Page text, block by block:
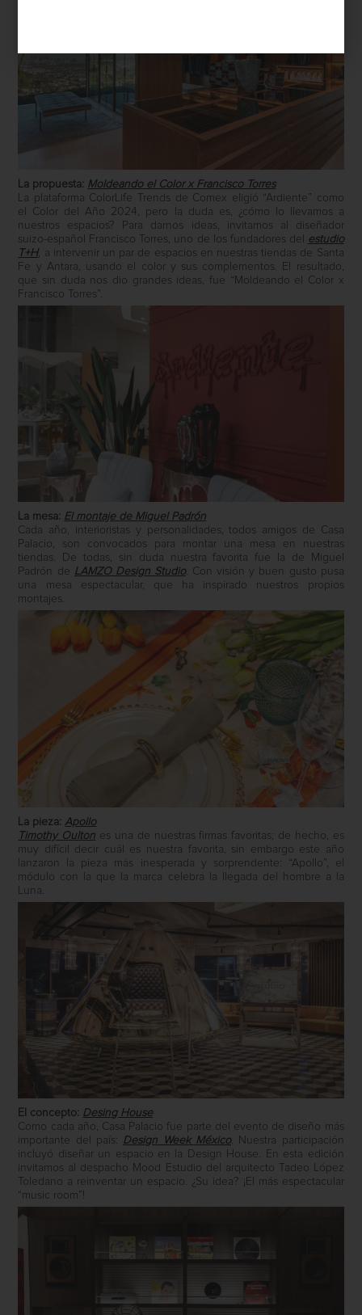
La propuesta: Moldeando el Color x Francisco Torres
La plataforma ColorLife Trends de Comex eligió “Ardiente” como
el Color del Año 2024, pero la duda es, ¿cómo lo llevamos a
nuestros espacios? Para darnos ideas, invitamos al diseñador
suizo-español Francisco Torres, uno de los fundadores del
estudio
T+H, a intervenir un par de espacios en nuestras tiendas de Santa
Fe y Antara, usando el color y sus complementos. El resultado,
que sin duda nos dio grandes ideas, fue “Moldeando el Color x
Francisco Torres”.
La mesa: El montaje de Miguel Padrón
Cada año, interioristas y personalidades, todos amigos de Casa
Palacio, son convocados para montar una mesa en nuestras
tiendas. De todas, sin duda nuestra favorita fue la de Miguel
Padrón de LAMZO Design Studio. Con visión y buen gusto pusa
una mesa espectacular, que ha inspirado nuestros propios
montajes.
La pieza: Apollo
Timothy Oulton es una de nuestras firmas favoritas; de hecho, es
muy difícil decir cuál es nuestra favorita, sin embargo este año
lanzaron la pieza más inesperada y sorprendente: “Apollo”, el
módulo con la que la marca celebra la llegada del hombre a la
Luna.
El concepto: Desing House
Como cada año, Casa Palacio fue parte del evento de diseño más
importante del país: Design Week México. Nuestra participación
incluyó diseñar un espacio en la Design House. En esta edición
invitamos al despacho Mood Estudio del arquitecto Tadeo López
Toledano a reinventar un espacio. ¿Su idea? ¡El más espectacular
“music room”!